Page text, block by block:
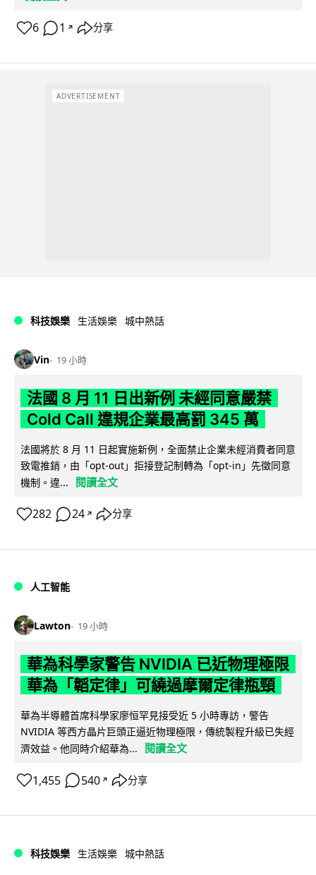
6 1 ↗ 分享
ADVERTISEMENT
科技娛樂 生活娛樂 城中熱話
Vin 19 小時
法國 8 月 11 日出新例 未經同意嚴禁
Cold Call 違規企業最高罰 345 萬
法國將於 8 月 11 日起實施新例，全面禁止企業未經消費者同意
致電推銷，由「opt-out」拒接登記制轉為「opt-in」先徵同意
機制。違...
閱讀全文
282 24 ↗ 分享
人工智能
Lawton 19 小時
華為科學家警告 NVIDIA 已近物理極限
華為「韜定律」可繞過摩爾定律瓶頸
華為半導體首席科學家廖恒罕見接受近 5 小時專訪，警告
NVIDIA 等西方晶片巨頭正逼近物理極限，傳統製程升級已失經
濟效益。他同時介紹華為...
閱讀全文
1,455 540 ↗ 分享
科技娛樂 生活娛樂 城中熱話